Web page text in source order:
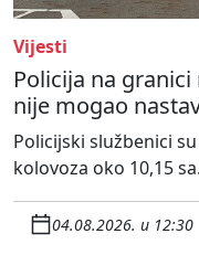
Vijesti
Policija na
nije mogao
Policijski službenici
kolovoza oko 10,15
04.08.2026. u 12:30